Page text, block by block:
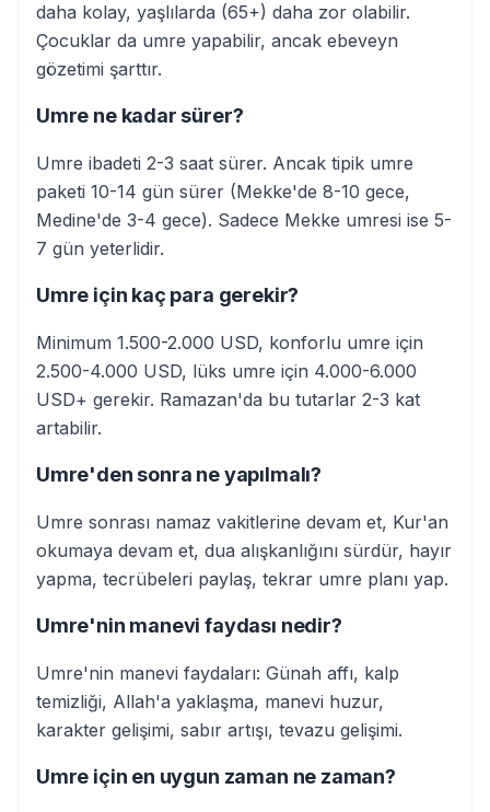
daha kolay, yaşlılarda (65+) daha zor olabilir.
Çocuklar da umre yapabilir, ancak ebeveyn
gözetimi şarttır.
Umre ne kadar sürer?
Umre ibadeti 2-3 saat sürer. Ancak tipik umre
paketi 10-14 gün sürer (Mekke'de 8-10 gece,
Medine'de 3-4 gece). Sadece Mekke umresi ise 5-
7 gün yeterlidir.
Umre için kaç para gerekir?
Minimum 1.500-2.000 USD, konforlu umre için
2.500-4.000 USD, lüks umre için 4.000-6.000
USD+ gerekir. Ramazan'da bu tutarlar 2-3 kat
artabilir.
Umre'den sonra ne yapılmalı?
Umre sonrası namaz vakitlerine devam et, Kur'an
okumaya devam et, dua alışkanlığını sürdür, hayır
yapma, tecrübeleri paylaş, tekrar umre planı yap.
Umre'nin manevi faydası nedir?
Umre'nin manevi faydaları: Günah affı, kalp
temizliği, Allah'a yaklaşma, manevi huzur,
karakter gelişimi, sabır artışı, tevazu gelişimi.
Umre için en uygun zaman ne zaman?